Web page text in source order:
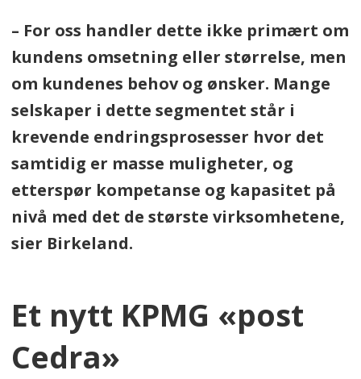
– For oss handler dette ikke primært om
kundens omsetning eller størrelse, men
om kundenes behov og ønsker. Mange
selskaper i dette segmentet står i
krevende endringsprosesser hvor det
samtidig er masse muligheter, og
etterspør kompetanse og kapasitet på
nivå med det de største virksomhetene,
sier Birkeland.
Et nytt KPMG «post
Cedra»